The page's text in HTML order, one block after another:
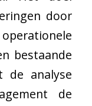
door
bestaande
de analyse
de